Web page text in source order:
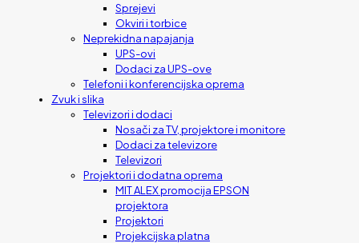
Sprejevi
Okviri i torbice
Neprekidna napajanja
UPS-ovi
Dodaci za UPS-ove
Telefoni i konferencijska oprema
Zvuk i slika
Televizori i dodaci
Nosači za TV, projektore i monitore
Dodaci za televizore
Televizori
Projektori i dodatna oprema
MIT ALEX promocija EPSON
projektora
Projektori
Projekcijska platna